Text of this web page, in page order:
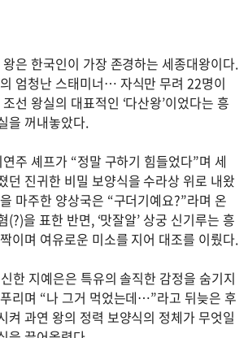
은 한국인이 가장 존경하는 세종대왕이다.
엄청난 스태미너… 자식만 무려 22명이
선 왕실의 대표적인 ‘다산왕’이었다는 흥
을 꺼내놓았다.
연주 셰프가 “정말 구하기 힘들었다”며 세
던 진귀한 비밀 보양식을 수라상 위로 내왔
마주한 양상국은 “구더기예요?”라며 온
(?)을 표한 반면, ‘맛잘알’ 상궁 신기루는 흥
이며 여유로운 미소를 지어 대조를 이뤘다.
한 지예은은 특유의 솔직한 감정을 숨기지
리며 “나 그거 먹었는데…”라고 뒤늦은 후
켜 과연 왕의 정력 보양식의 정체가 무엇일